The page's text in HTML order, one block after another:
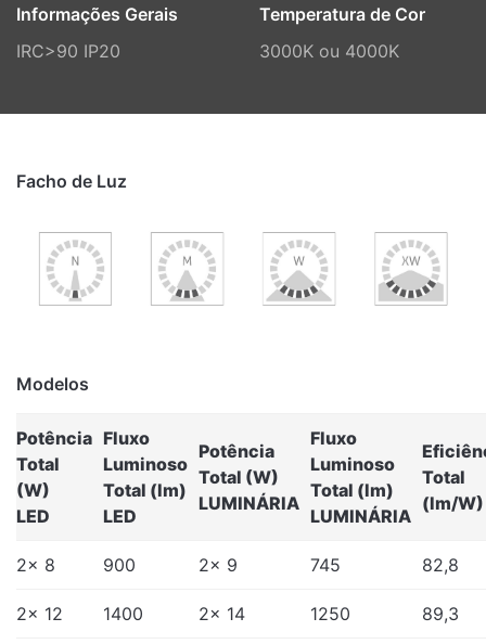
Informações Gerais
IRC>90 IP20
Temperatura de Cor
3000K ou 4000K
Facho de Luz
Modelos
Potência
Total
(W)
LED
Fluxo
Luminoso
Total (lm)
LED
Potência
Total (W)
LUMINÁRIA
Fluxo
Luminoso
Total (lm)
LUMINÁRIA
Total
(lm/W)
2x 8 900 2x 9 745 82,8
2x 12 1400 2x 14 1250 89,3